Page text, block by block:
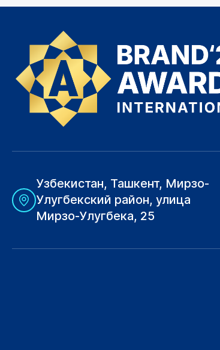
Узбекистан, Ташкент, Мирзо-
Улугбекский район, улица
Мирзо-Улугбека, 25